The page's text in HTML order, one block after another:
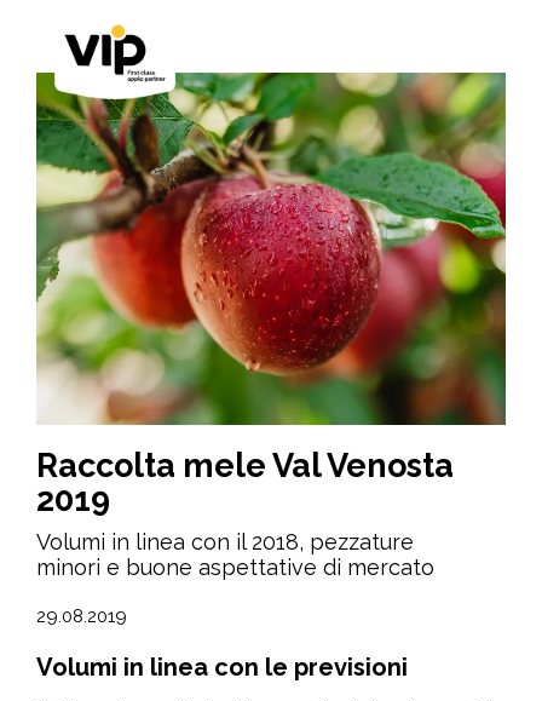
Raccolta mele Val Venosta
2019
Volumi in linea con il 2018, pezzature
minori e buone aspettative di mercato
29.08.2019
Volumi in linea con le previsioni